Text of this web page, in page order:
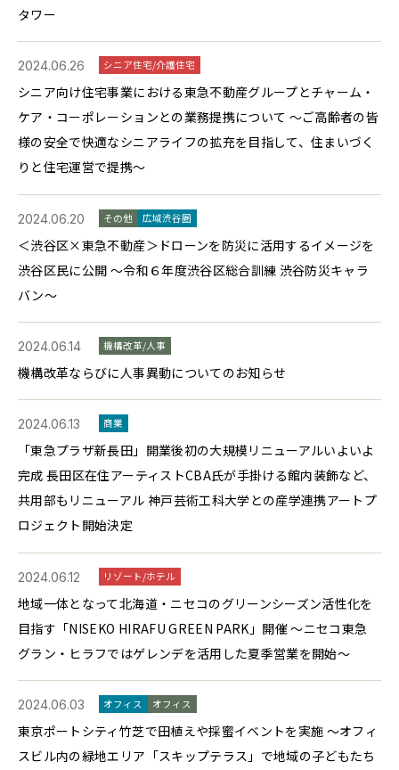
タワー
2024.06.26 シニア住宅/介護住宅
シニア向け住宅事業における東急不動産グループとチャーム・
ケア・コーポレーションとの業務提携について ～ご高齢者の皆
様の安全で快適なシニアライフの拡充を目指して、住まいづく
りと住宅運営で提携～
2024.06.20 その他 広域渋谷圏
＜渋谷区×東急不動産＞ドローンを防災に活用するイメージを
渋谷区民に公開 ～令和６年度渋谷区総合訓練 渋谷防災キャラ
バン～
2024.06.14 機構改革/人事
機構改革ならびに人事異動についてのお知らせ
2024.06.13 商業
「東急プラザ新長田」開業後初の大規模リニューアルいよいよ
完成 長田区在住アーティストCBA氏が手掛ける館内装飾など、
共用部もリニューアル 神戸芸術工科大学との産学連携アートプ
ロジェクト開始決定
2024.06.12 リゾート/ホテル
地域一体となって北海道・ニセコのグリーンシーズン活性化を
目指す「NISEKO HIRAFU GREEN PARK」開催 ～ニセコ東急
グラン・ヒラフではゲレンデを活用した夏季営業を開始～
2024.06.03 オフィス オフィス
東京ポートシティ竹芝で田植えや採蜜イベントを実施 ～オフィ
スビル内の緑地エリア「スキップテラス」で地域の子どもたち